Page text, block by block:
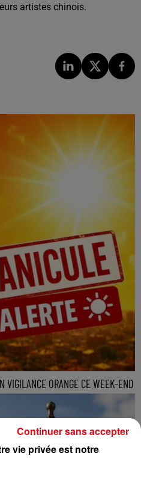
artistes chinois.
VIGILANCE ORANGE CE WEEK-END
vie privée est notre
Continuer sans accepter